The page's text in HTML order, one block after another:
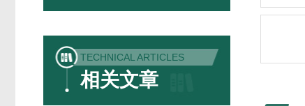
TECHNICAL ARTICLES
相关文章